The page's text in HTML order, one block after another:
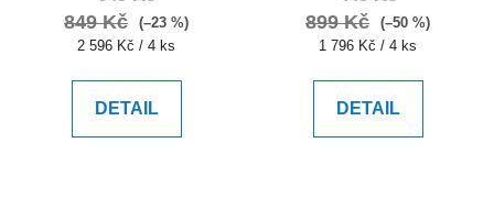
849 Kč
(–23 %)
Měrná
2 596 Kč / 4 ks
DETAIL
899 Kč
(–50 %)
Měrná
1 796 Kč / 4 ks
DETAIL